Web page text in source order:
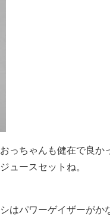
っちゃんも健在で良か
ュースセットね。
はパワーゲイザーがか